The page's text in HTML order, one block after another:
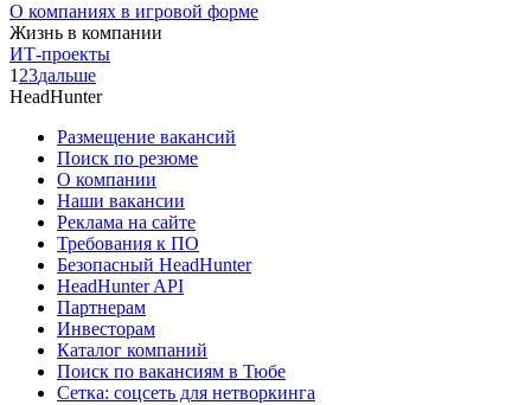
О компаниях в игровой форме
Жизнь в компании
ИТ-проекты
1 23дальше
HeadHunter
Размещение вакансий
Поиск по резюме
О компании
Наши вакансии
Реклама на сайте
Требования к ПО
Безопасный HeadHunter
HeadHunter API
Партнерам
Инвесторам
Каталог компаний
Поиск по вакансиям в Тюбе
Сетка: соцсеть для нетворкинга